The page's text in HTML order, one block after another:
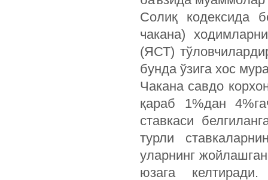
Солиқ кодексида
чакана)
(ЯСТ)
бунда ўзига хос
Чакана савдо
қараб 1%дан
ставкаси
турли
уларнинг
юзага